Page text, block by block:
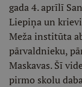
gada 4. aprīlī
Liepiņa un
Meža institūta
pārvaldnieku,
Maskavas. Šī
pirmo skolu